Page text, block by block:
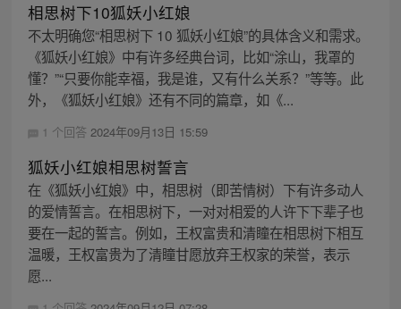
相思树下10狐妖小红娘
不太明确您“相思树下 10 狐妖小红娘”的具体含义和需求。
《狐妖小红娘》中有许多经典台词，比如“涂山，我罩的
懂？”“只要你能幸福，我是谁，又有什么关系？”等等。此
外，《狐妖小红娘》还有不同的篇章，如《...
1 个回答 2024年09月13日 15:59
狐妖小红娘相思树誓言
在《狐妖小红娘》中，相思树（即苦情树）下有许多动人
的爱情誓言。在相思树下，一对对相爱的人许下下辈子也
要在一起的誓言。例如，王权富贵和清瞳在相思树下相互
温暖，王权富贵为了清瞳甘愿放弃王权家的荣誉，表示
愿...